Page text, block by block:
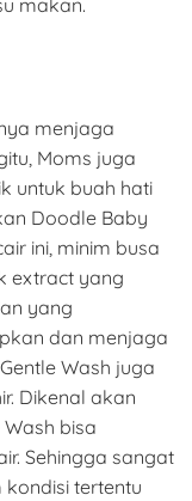
makan.
menjaga
Moms juga
untuk buah hati
Doodle Baby
ini, minim busa
extract yang
yang
dan menjaga
Wash juga
Dikenal akan
bisa
Sehingga sangat
tertentu